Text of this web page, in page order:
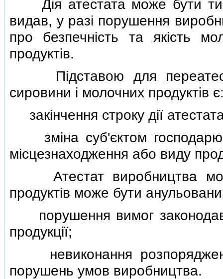
Дiя атестата може бути
видав, у разi порушення
про безпечнiсть та якiсть
продуктiв.
Пiдставою для
сировини i молочних продуктiв
закiнчення строку дiї
змiна суб'єктом
мiсцезнаходження або виду
Атестат виробництва
продуктiв може бути
порушення вимог
продукцiї;
невиконання
порушень умов виробництва.